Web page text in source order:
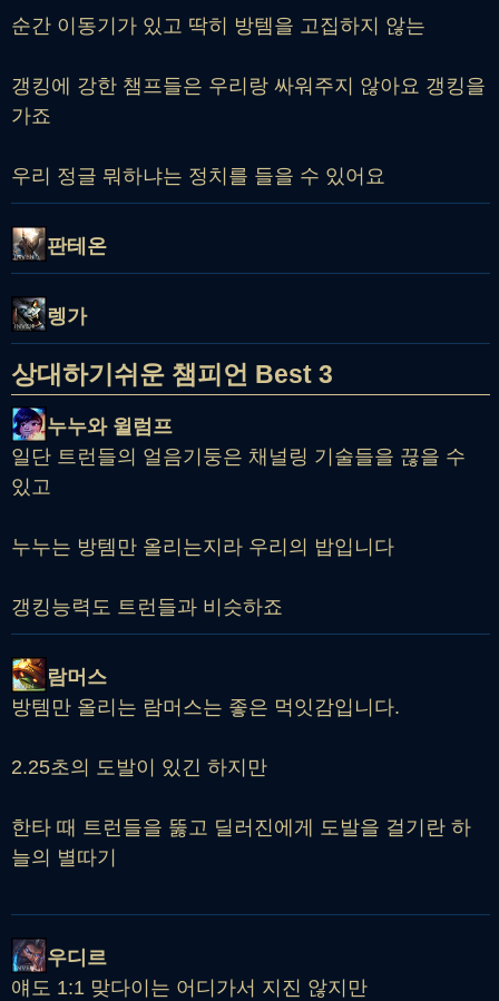
순간 이동기가 있고 딱히 방템을 고집하지 않는
갱킹에 강한 챔프들은 우리랑 싸워주지 않아요 갱킹을
가죠
우리 정글 뭐하냐는 정치를 들을 수 있어요
판테온
렝가
상대하기쉬운 챔피언 Best 3
누누와 윌럼프
일단 트런들의 얼음기둥은 채널링 기술들을 끊을 수
있고
누누는 방템만 올리는지라 우리의 밥입니다
갱킹능력도 트런들과 비슷하죠
람머스
방템만 올리는 람머스는 좋은 먹잇감입니다.
2.25초의 도발이 있긴 하지만
한타 때 트런들을 뚫고 딜러진에게 도발을 걸기란 하
늘의 별따기
우디르
얘도 1:1 맞다이는 어디가서 지진 않지만